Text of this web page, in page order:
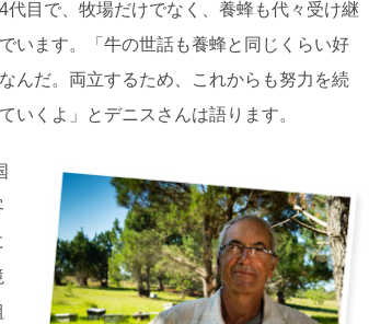
代目で、牧場だけでなく、養蜂も代々受け継
います。「牛の世話も養蜂と同じくらい好
んだ。両立するため、これからも努力を続
いくよ」とデニスさんは語ります。